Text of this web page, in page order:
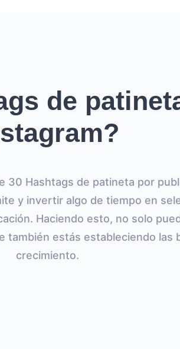
de
30 Hashtags de patineta por
y invertir algo de tiempo en
Haciendo esto, no solo
también estás estableciendo las
crecimiento.